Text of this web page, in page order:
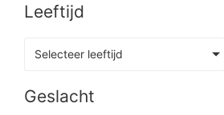
Leeftijd
Selecteer leeftijd
Geslacht